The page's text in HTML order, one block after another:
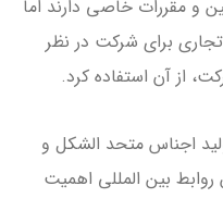
و مقررات خاصی دارند اما
تجاری برای شرکت در نظر
از آن استفاده کرد.
اجناس متحد الشکل و
بین المللی اهمیت